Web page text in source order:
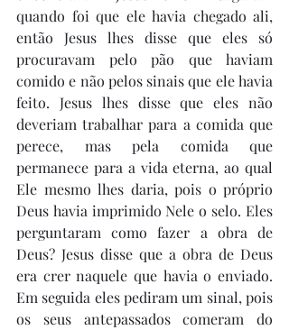
quando foi que ele havia chegado ali,
então Jesus lhes disse que eles só
procuravam pelo pão que haviam
comido e não pelos sinais que ele havia
feito. Jesus lhes disse que eles não
deveriam trabalhar para a comida que
perece, mas pela comida que
permanece para a vida eterna, ao qual
Ele mesmo lhes daria, pois o próprio
Deus havia imprimido Nele o selo. Eles
perguntaram como fazer a obra de
Deus? Jesus disse que a obra de Deus
era crer naquele que havia o enviado.
Em seguida eles pediram um sinal, pois
os seus antepassados comeram do